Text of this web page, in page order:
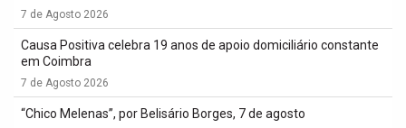
7 de Agosto 2026
Causa Positiva celebra 19 anos de apoio domiciliário constante
em Coimbra
7 de Agosto 2026
“Chico Melenas”, por Belisário Borges, 7 de agosto